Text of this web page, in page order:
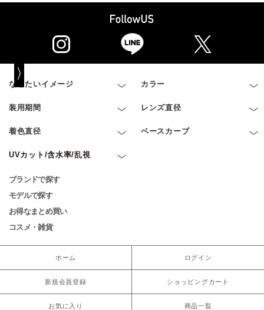
なりたいイメージ カラー
装用期間 レンズ直径
着色直径 ベースカーブ
UVカット/含水率/乱視
ブランドで探す
モデルで探す
お得なまとめ買い
コスメ・雑貨
ホーム ログイン
新規会員登録 ショッピングカート
お気に入り 商品一覧